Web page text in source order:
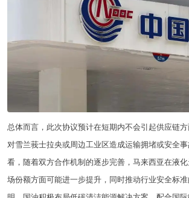
总体而言，此次协议预计在短期内不会引起供应链
对雪兰莪士拉央或周边工业区造成运输拥堵或安全
看，随着双方合作机制的逐步完善，马来西亚在液
场份额方面可能进一步提升，同时推动行业安全标